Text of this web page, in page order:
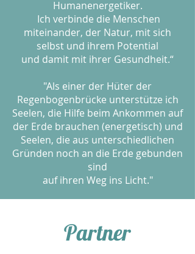
Humanenergetiker.
Ich verbinde die Menschen
miteinander, der Natur, mit sich
selbst und ihrem Potential
und damit mit ihrer Gesundheit.“
"Als einer der Hüter der
Regenbogenbrücke unterstütze ich
Seelen, die Hilfe beim Ankommen auf
der Erde brauchen (energetisch) und
Seelen, die aus unterschiedlichen
Gründen noch an die Erde gebunden
sind
auf ihren Weg ins Licht."
Partner